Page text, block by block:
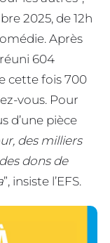
2025, de 12h
Après
604
cette fois 700
vous. Pour
d’une pièce
des milliers
dons de
”, insiste l’EFS.